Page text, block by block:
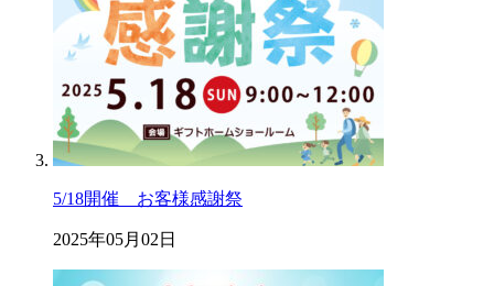
5/18開催 お客様感謝祭
2025年05月02日